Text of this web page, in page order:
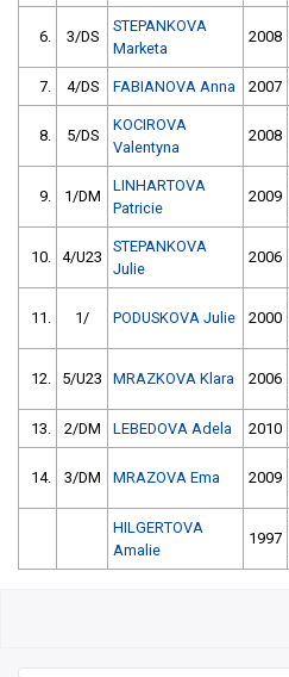
6. 3/DS
STEPANKOVA
Marketa
2008
7. 4/DS FABIANOVA Anna 2007
8. 5/DS
KOCIROVA
Valentyna
2008
9. 1/DM
LINHARTOVA
Patricie
2009
10. 4/U23
STEPANKOVA
Julie
2006
11. 1/ PODUSKOVA Julie 2000
12. 5/U23 MRAZKOVA Klara 2006
13. 2/DM LEBEDOVA Adela 2010
14. 3/DM MRAZOVA Ema 2009
HILGERTOVA
Amalie
1997